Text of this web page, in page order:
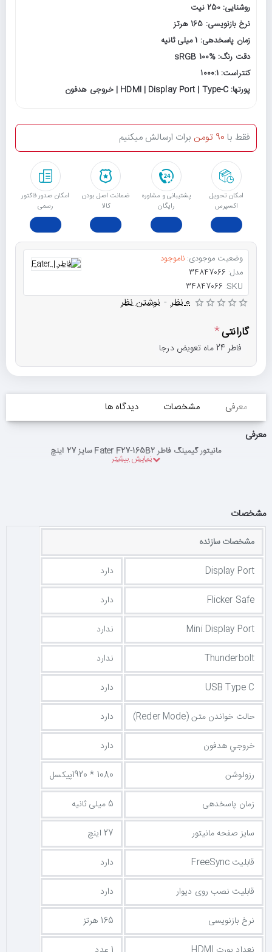
روشنایی: 250 نیت
نرخ بازنویسی: 165 هرتز
زمان پاسخدهی: 1 میلی ثانیه
دقت رنگ: sRGB 100%
کنتراست: 1000:1
پورتها: HDMI | Display Port | Type-C | خروجی هدفون
امکان تحویل
اکسپرس
پشتیبانی و مشاوره
رایگان
ﺿﻤﺎﻧﺖ اﺻﻞ ﺑﻮدن
ﮐﺎﻟﺎ
امکان صدور فاکتور
رسمی
فقط با 90 تومن برات ارسالش میکنیم
وضعیت موجودی: ناموجود
مدل: 34847066
SKU:
34847066
0 نظر - نوشتن نظر
گارانتی
فاطر 24 ماه تعویض درجا
معرفی مشخصات
دیدگاه ها
معرفی
مانیتور گیمینگ فاطر Fater F27-165B2 سایز 27 اینچ
مشخصات
مشخصات سازنده
Display Port
دارد
Flicker Safe
دارد
Mini Display Port
ندارد
Thunderbolt
ندارد
USB Type C
دارد
حالت خواندن متن (Reder Mode)
دارد
خروجي هدفون
دارد
رزولوشن
1080 * 1920پیکسل
زمان پاسخدهی
5 میلی ثانیه
سایز صفحه مانیتور
27 اینچ
قابلیت FreeSync
دارد
قابلیت نصب روی دیوار
دارد
نرخ بازنویسی
165 هرتز